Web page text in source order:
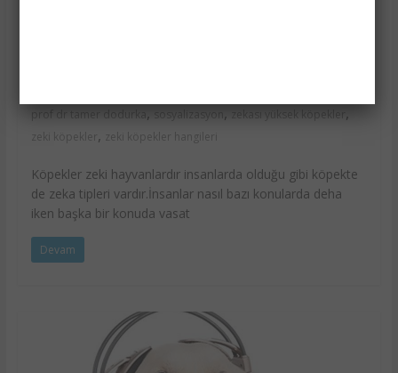
prof dr tamer dodurka , sosyalizasyon , zekası yüksek köpekler,
zeki köpekler , zeki köpekler hangileri
Köpekler zeki hayvanlardır insanlarda olduğu gibi köpekte
de zeka tipleri vardır.İnsanlar nasıl bazı konularda deha
iken başka bir konuda vasat
Devam